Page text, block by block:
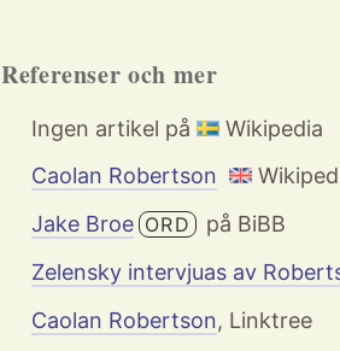
Referenser och mer
Ingen artikel på
Wikipedia
Caolan Robertson
Jake Broe ORD
på BiBB
Zelensky intervjuas av
Caolan Robertson, Linktree